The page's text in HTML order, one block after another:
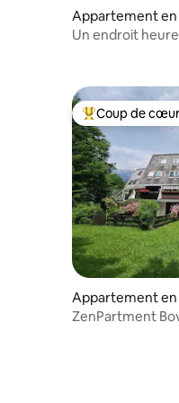
Appartement en
Un endroit
Coups de cœur
Coup de
Appartement en
ZenPartment